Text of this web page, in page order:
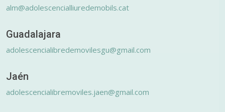
alm@adolescencialliuredemobils.cat
Guadalajara
adolescencialibredemovilesgu@gmail.com
Jaén
adolescencialibremoviles.jaen@gmail.com